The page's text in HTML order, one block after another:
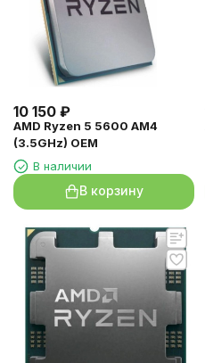
10 150 ₽
AMD Ryzen 5 5600 AM4
(3.5GHz) OEM
В наличии
В корзину